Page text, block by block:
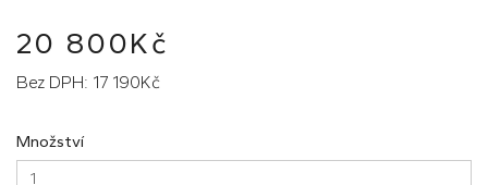
20 800Kč
Bez DPH: 17 190Kč
Množství